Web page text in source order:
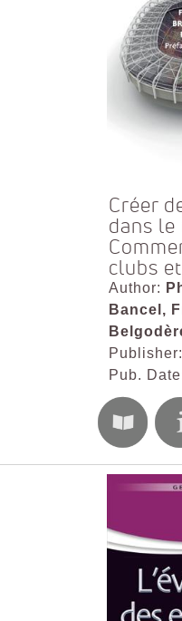
Créer
dans
clubs
Author:
Bancel,
Publisher:
Pub.